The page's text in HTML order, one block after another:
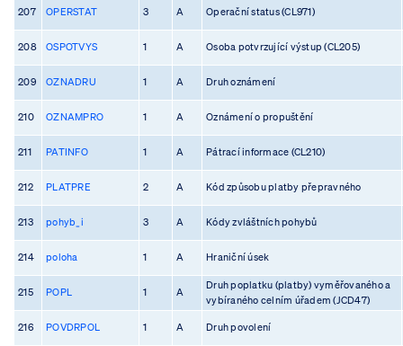
207 OPERSTAT 3 A Operační status (CL971)
208 OSPOTVYS 1 A Osoba potvrzující výstup (CL205)
209 OZNADRU 1 A Druh oznámení
210 OZNAMPRO 1 A Oznámení o propuštění
211 PATINFO 1 A Pátrací informace (CL210)
212 PLATPRE 2 A Kód způsobu platby přepravného
213 pohyb_i 3 A Kódy zvláštních pohybů
214 poloha 1 A Hraniční úsek
215 POPL 1 A
Druh poplatku (platby) vyměřovaného a
vybíraného celním úřadem (JCD47)
216 POVDRPOL 1 A Druh povolení